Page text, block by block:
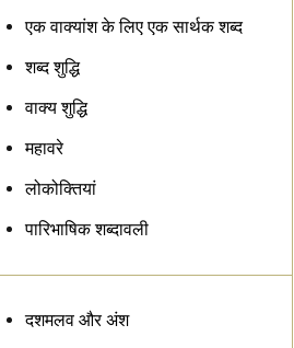
एक वाक्यांश के लिए एक सार्थक शब्द
शब्द शुद्धि
वाक्य शुद्धि
महावरे
लोकोक्तियां
पारिभाषिक शब्दावली
दशमलव और अंश